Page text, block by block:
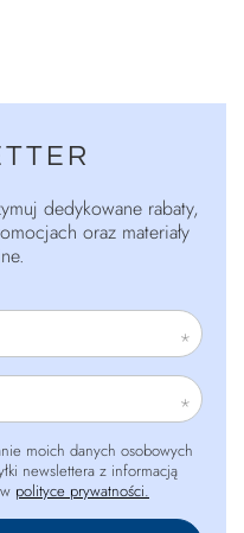
dedykowane rabaty,
oraz materiały
moich danych osobowych
newslettera z informacją
polityce prywatności.